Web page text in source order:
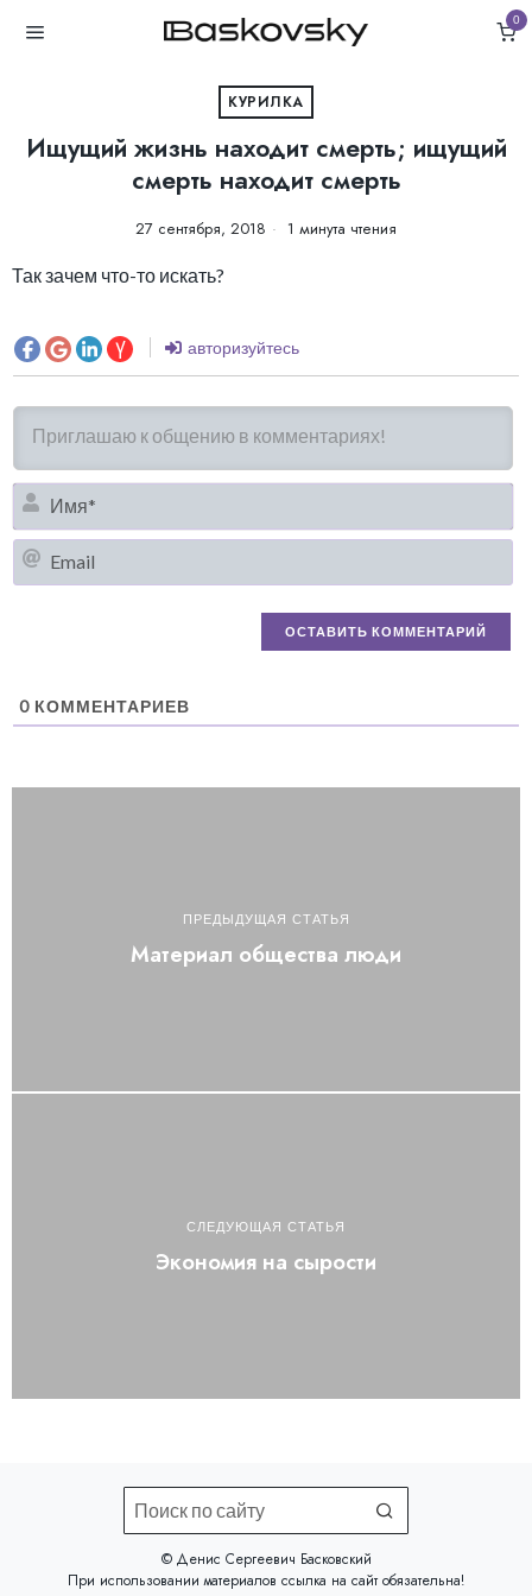
0
КУРИЛКА
Ищущий жизнь находит смерть; ищущий
смерть находит смерть
27 сентября, 2018 1 минута чтения
Так зачем что-то искать?
авторизуйтесь
0 КОММЕНТАРИЕВ
ПРЕДЫДУЩАЯ СТАТЬЯ
Материал общества люди
СЛЕДУЮЩАЯ СТАТЬЯ
Экономия на сырости
©️ Денис Сергеевич Басковский
При использовании материалов ссылка на сайтобязательна!